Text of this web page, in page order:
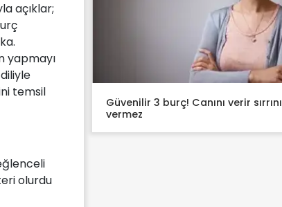
açıklar;
yapmayı
temsil
olurdu
Güvenilir 3 burç! Canını verir sırrını
vermez